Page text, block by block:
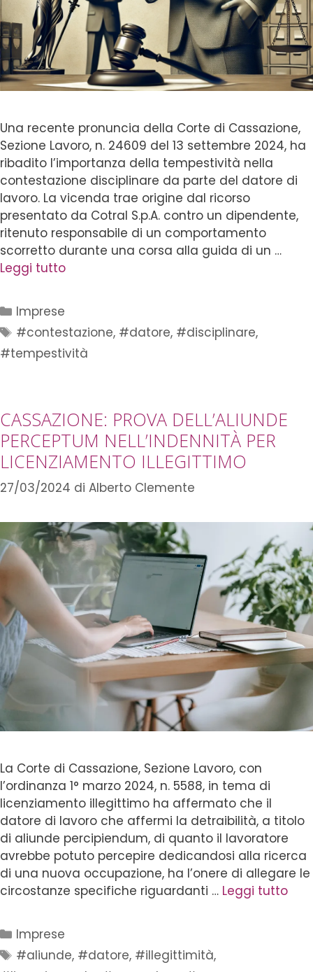
Una recente pronuncia della Corte di Cassazione,
Sezione Lavoro, n. 24609 del 13 settembre 2024, ha
ribadito l’importanza della tempestività nella
contestazione disciplinare da parte del datore di
lavoro. La vicenda trae origine dal ricorso
presentato da Cotral S.p.A. contro un dipendente,
ritenuto responsabile di un comportamento
scorretto durante una corsa alla guida di un …
Leggi tutto
Imprese
#contestazione, #datore, #disciplinare,
#tempestività
CASSAZIONE: PROVA DELL’ALIUNDE
PERCEPTUM NELL’INDENNITÀ PER
LICENZIAMENTO ILLEGITTIMO
27/03/2024 di Alberto Clemente
La Corte di Cassazione, Sezione Lavoro, con
l’ordinanza 1° marzo 2024, n. 5588, in tema di
licenziamento illegittimo ha affermato che il
datore di lavoro che affermi la detraibilità, a titolo
di aliunde percipiendum, di quanto il lavoratore
avrebbe potuto percepire dedicandosi alla ricerca
di una nuova occupazione, ha l’onere di allegare le
circostanze specifiche riguardanti … Leggi tutto
Imprese
#aliunde, #datore, #illegittimità,